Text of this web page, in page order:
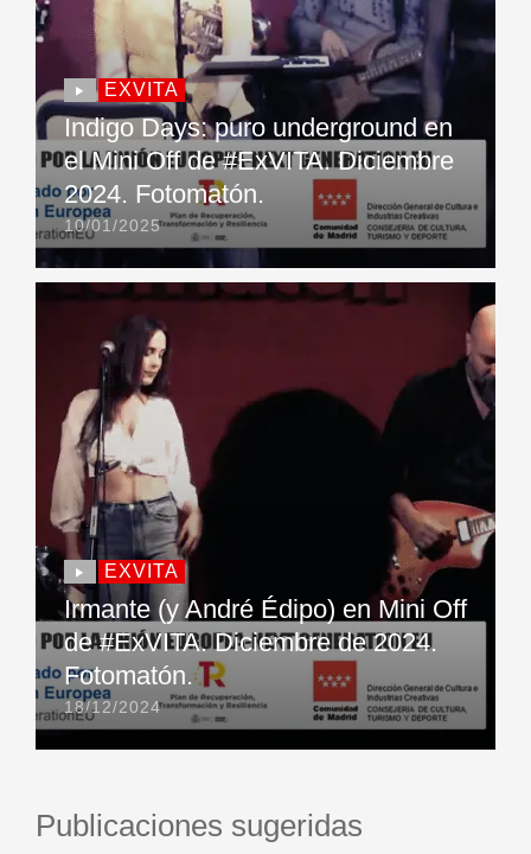
EXVITA
Indigo Days: puro underground en
el Mini Off de #ExVITA. Diciembre
2024. Fotomatón.
10/01/2025
EXVITA
Irmante (y André Édipo) en Mini Off
de #ExVITA. Diciembre de 2024.
Fotomatón.
18/12/2024
Publicaciones sugeridas